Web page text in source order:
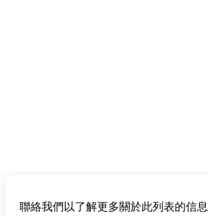
聯絡我們以了解更多關於此列表的信息